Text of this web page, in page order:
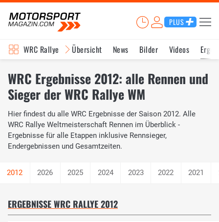
PLUS
WRC Rallye Übersicht News Bilder Videos
WRC Ergebnisse 2012: alle Rennen und
Sieger der WRC Rallye WM
Hier findest du alle WRC Ergebnisse der Saison 2012. Alle
WRC Rallye Weltmeisterschaft Rennen im Überblick -
Ergebnisse für alle Etappen inklusive Rennsieger,
Endergebnissen und Gesamtzeiten.
2026 2025 2024 2023 2022 2021
ERGEBNISSE WRC RALLYE 2012